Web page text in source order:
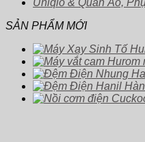
Uniqlo & Quần Áo,
SẢN PHẨM MỚI